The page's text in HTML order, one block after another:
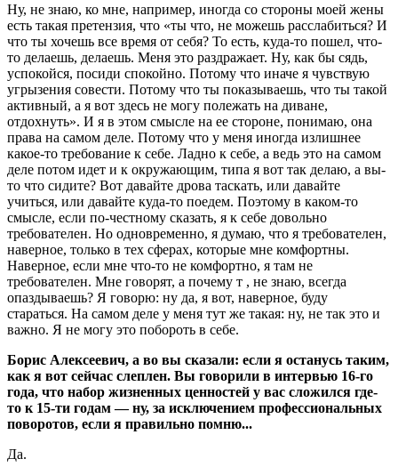
Ну, не знаю, ко мне, например, иногда со стороны моей жены
есть такая претензия, что «ты что, не можешь расслабиться? И
что ты хочешь все время от себя? То есть, куда-то пошел, что-
то делаешь, делаешь. Меня это раздражает. Ну, как бы сядь,
успокойся, посиди спокойно. Потому что иначе я чувствую
угрызения совести. Потому что ты показываешь, что ты такой
активный, а я вот здесь не могу полежать на диване,
отдохнуть». И я в этом смысле на ее стороне, понимаю, она
права на самом деле. Потому что у меня иногда излишнее
какое-то требование к себе. Ладно к себе, а ведь это на самом
деле потом идет и к окружающим, типа я вот так делаю, а вы-
то что сидите? Вот давайте дрова таскать, или давайте
учиться, или давайте куда-то поедем. Поэтому в каком-то
смысле, если по-честному сказать, я к себе довольно
требователен. Но одновременно, я думаю, что я требователен,
наверное, только в тех сферах, которые мне комфортны.
Наверное, если мне что-то не комфортно, я там не
требователен. Мне говорят, а почему т , не знаю, всегда
опаздываешь? Я говорю: ну да, я вот, наверное, буду
стараться. На самом деле у меня тут же такая: ну, не так это и
важно. Я не могу это побороть в себе.
Борис Алексеевич, а во вы сказали: если я останусь таким,
как я вот сейчас слеплен. Вы говорили в интервью 16-го
года, что набор жизненных ценностей у вас сложился где-
то к 15-ти годам — ну, за исключением профессиональных
поворотов, если я правильно помню...
Да.